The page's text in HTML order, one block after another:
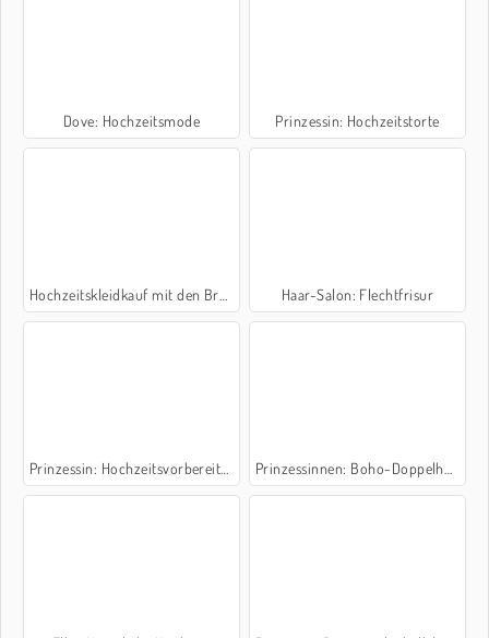
Dove: Hochzeitsmode Prinzessin: Hochzeitstorte
Hochzeitskleidkauf mit den Brautjungfern Haar-Salon: Flechtfrisur
Prinzessin: Hochzeitsvorbereitungen Prinzessinnen: Boho-Doppelhochzeit